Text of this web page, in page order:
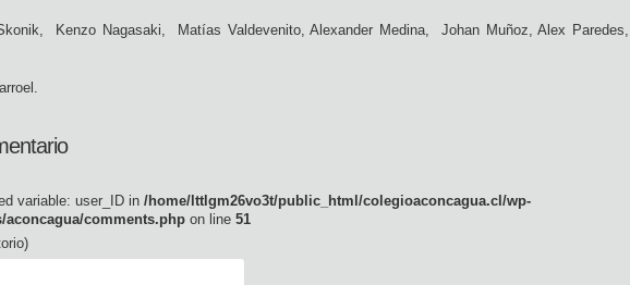
Kenzo Nagasaki, Matías Valdevenito, Alexander Medina, Johan Muñoz, Alex Paredes,
variable: user_ID in /home/lttlgm26vo3t/public_html/colegioaconcagua.cl/wp-
aconcagua/comments.php on line 51